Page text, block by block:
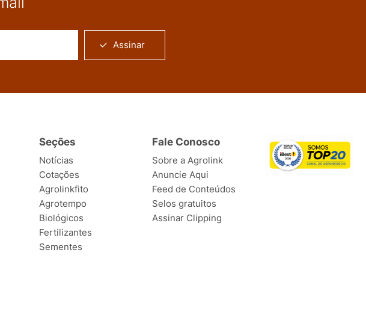
Assinar
Seções
Notícias
Cotações
Agrolinkfito
Agrotempo
Biológicos
Fertilizantes
Sementes
Fale Conosco
Sobre a Agrolink
Anuncie Aqui
Feed de Conteúdos
Selos gratuitos
Assinar Clipping